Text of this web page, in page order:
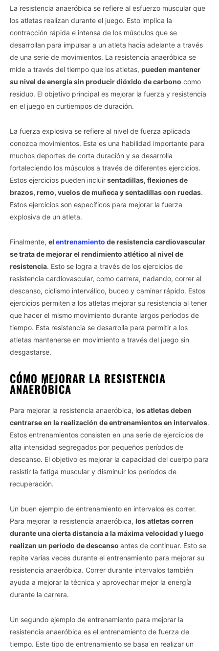
La resistencia anaeróbica se refiere al esfuerzo muscular que
los atletas realizan durante el juego. Esto implica la
contracción rápida e intensa de los músculos que se
desarrollan para impulsar a un atleta hacia adelante a través
de una serie de movimientos. La resistencia anaeróbica se
mide a través del tiempo que los atletas, pueden mantener
su nivel de energía sin producir dióxido de carbono como
residuo. El objetivo principal es mejorar la fuerza y resistencia
en el juego en curtiempos de duración.
La fuerza explosiva se refiere al nivel de fuerza aplicada
conozca movimientos. Esta es una habilidad importante para
muchos deportes de corta duración y se desarrolla
fortaleciendo los músculos a través de diferentes ejercicios.
Estos ejercicios pueden incluirsentadillas, flexiones de
brazos, remo, vuelos de muñeca y sentadillas con ruedas.
Estos ejercicios son específicos para mejorar la fuerza
explosiva de un atleta.
Finalmente, el entrenamiento de resistencia cardiovascular
se trata de mejorar el rendimiento atlético al nivel de
resistencia. Esto se logra a través de los ejercicios de
resistencia cardiovascular, como carrera, nadando, correr al
descanso, ciclismo interválico, buceo y caminar rápido. Estos
ejercicios permiten a los atletas mejorar su resistencia al tener
que hacer el mismo movimiento durante largos períodos de
tiempo. Esta resistencia se desarrolla para permitir a los
atletas mantenerse en movimiento a través del juego sin
desgastarse.
CÓMO MEJORAR LA RESISTENCIA
ANAERÓBICA
Para mejorar la resistencia anaeróbica, los atletas deben
centrarse en la realización de entrenamientos en intervalos.
Estos entrenamientos consisten en una serie de ejercicios de
alta intensidad segregados por pequeños períodos de
descanso. El objetivo es mejorar la capacidad del cuerpo para
resistir la fatiga muscular y disminuir los períodos de
recuperación.
Un buen ejemplo de entrenamiento en intervalos es correr.
Para mejorar la resistencia anaeróbica, los atletas corren
durante una cierta distancia a la máxima velocidad y luego
realizan un período de descanso antes de continuar. Esto se
repite varias veces durante el entrenamiento para mejorar su
resistencia anaeróbica. Correr durante intervalos también
ayuda a mejorar la técnica y aprovechar mejor la energía
durante la carrera.
Un segundo ejemplo de entrenamiento para mejorar la
resistencia anaeróbica es el entrenamiento de fuerza de
tiempo. Este tipo de entrenamiento se basa en realizar un